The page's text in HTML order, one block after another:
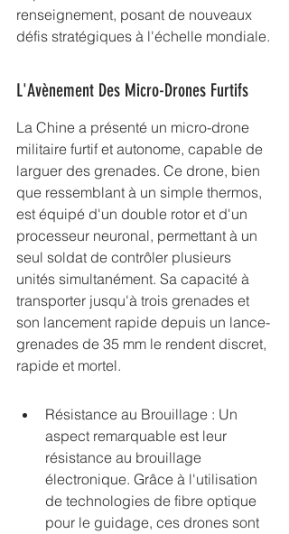
renseignement, posant de nouveaux
défis stratégiques à l'échelle mondiale.
L'Avènement Des Micro-Drones Furtifs
La Chine a présenté un micro-drone
militaire furtif et autonome, capable de
larguer des grenades. Ce drone, bien
que ressemblant à un simple thermos,
est équipé d'un double rotor et d'un
processeur neuronal, permettant à un
seul soldat de contrôler plusieurs
unités simultanément. Sa capacité à
transporter jusqu'à trois grenades et
son lancement rapide depuis un lance-
grenades de 35 mm le rendent discret,
rapide et mortel.
Résistance au Brouillage : Un
aspect remarquable est leur
résistance au brouillage
électronique. Grâce à l'utilisation
de technologies de fibre optique
pour le guidage, ces drones sont